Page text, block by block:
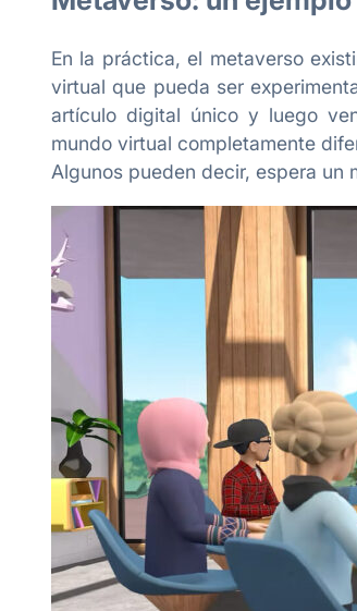
En la práctica, el metaverso
virtual que pueda ser
artículo digital único y luego
mundo virtual completamente
Algunos pueden decir, espera un